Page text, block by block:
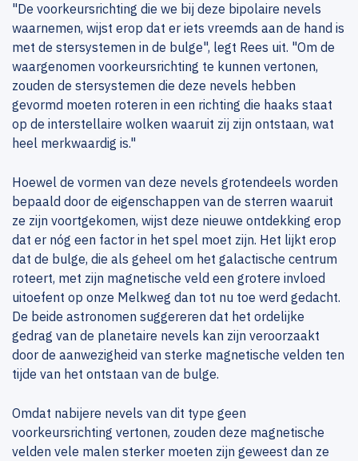
"De voorkeursrichting die we bij deze bipolaire nevels
waarnemen, wijst erop dat er iets vreemds aan de hand is
met de stersystemen in de bulge", legt Rees uit. "Om de
waargenomen voorkeursrichting te kunnen vertonen,
zouden de stersystemen die deze nevels hebben
gevormd moeten roteren in een richting die haaks staat
op de interstellaire wolken waaruit zij zijn ontstaan, wat
heel merkwaardig is."
Hoewel de vormen van deze nevels grotendeels worden
bepaald door de eigenschappen van de sterren waaruit
ze zijn voortgekomen, wijst deze nieuwe ontdekking erop
dat er nóg een factor in het spel moet zijn. Het lijkt erop
dat de bulge, die als geheel om het galactische centrum
roteert, met zijn magnetische veld een grotere invloed
uitoefent op onze Melkweg dan tot nu toe werd gedacht.
De beide astronomen suggereren dat het ordelijke
gedrag van de planetaire nevels kan zijn veroorzaakt
door de aanwezigheid van sterke magnetische velden ten
tijde van het ontstaan van de bulge.
Omdat nabijere nevels van dit type geen
voorkeursrichting vertonen, zouden deze magnetische
velden vele malen sterker moeten zijn geweest dan ze